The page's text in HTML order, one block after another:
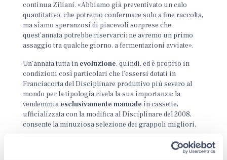
continua Ziliani. «Abbiamo già preventivato un calo
quantitativo, che potremo confermare solo a fine raccolta,
ma siamo speranzosi di piacevoli sorprese che
quest’annata potrebbe riservarci: ne avremo un primo
assaggio tra qualche giorno, a fermentazioni avviate».
Un’annata tutta in evoluzione, quindi, ed è proprio in
condizioni così particolari che l’essersi dotati in
Franciacorta del Disciplinare produttivo più severo al
mondo per la tipologia rivela la sua importanza: la
vendemmia esclusivamente manuale in cassette,
ufficializzata con la modifica al Disciplinare del 2008,
consente la minuziosa selezione dei grappoli migliori.